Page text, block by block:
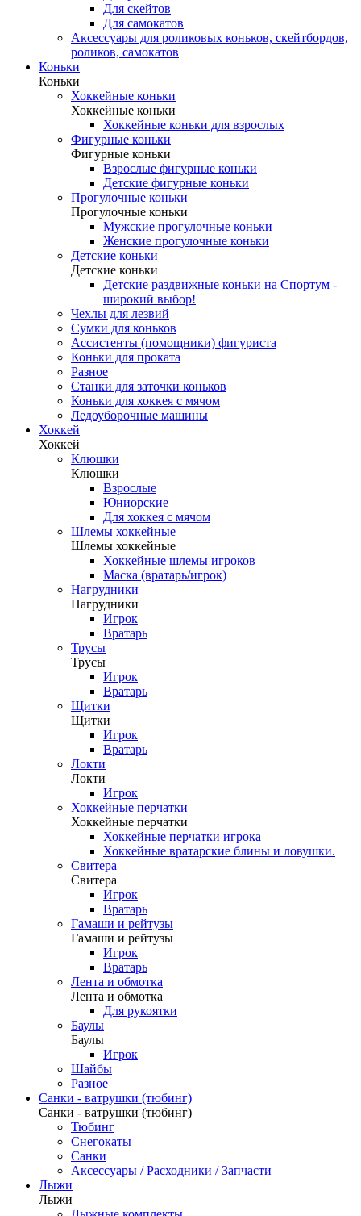
Для скейтов
Для самокатов
Аксессуары для роликовых коньков, скейтбордов,
роликов, самокатов
Коньки
Коньки
Хоккейные коньки
Хоккейные коньки
Хоккейные коньки для взрослых
Фигурные коньки
Фигурные коньки
Взрослые фигурные коньки
Детские фигурные коньки
Прогулочные коньки
Прогулочные коньки
Мужские прогулочные коньки
Женские прогулочные коньки
Детские коньки
Детские коньки
Детские раздвижные коньки на Спортум -
широкий выбор!
Чехлы для лезвий
Сумки для коньков
Ассистенты (помощники) фигуриста
Коньки для проката
Разное
Станки для заточки коньков
Коньки для хоккея с мячом
Ледоуборочные машины
Хоккей
Хоккей
Клюшки
Клюшки
Взрослые
Юниорские
Для хоккея с мячом
Шлемы хоккейные
Шлемы хоккейные
Хоккейные шлемы игроков
Маска (вратарь/игрок)
Нагрудники
Нагрудники
Игрок
Вратарь
Трусы
Трусы
Игрок
Вратарь
Щитки
Щитки
Игрок
Вратарь
Локти
Локти
Игрок
Хоккейные перчатки
Хоккейные перчатки
Хоккейные перчатки игрока
Хоккейные вратарские блины и ловушки.
Свитера
Свитера
Игрок
Вратарь
Гамаши и рейтузы
Гамаши и рейтузы
Игрок
Вратарь
Лента и обмотка
Лента и обмотка
Для рукоятки
Баулы
Баулы
Игрок
Шайбы
Разное
Санки - ватрушки (тюбинг)
Санки - ватрушки (тюбинг)
Тюбинг
Снегокаты
Санки
Аксессуары / Расходники / Запчасти
Лыжи
Лыжи